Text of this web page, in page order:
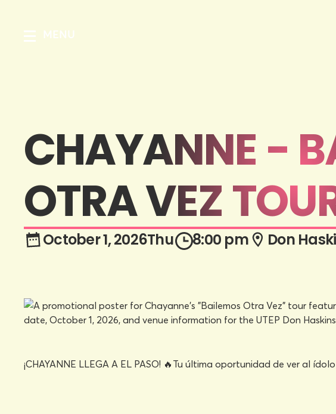
MENU
CHAYANNE -
OTRA VEZ
October 1, 2026Thu 8:00 pm Don
¡CHAYANNE LLEGA A EL PASO! 🔥Tu última oportunidad de ver al